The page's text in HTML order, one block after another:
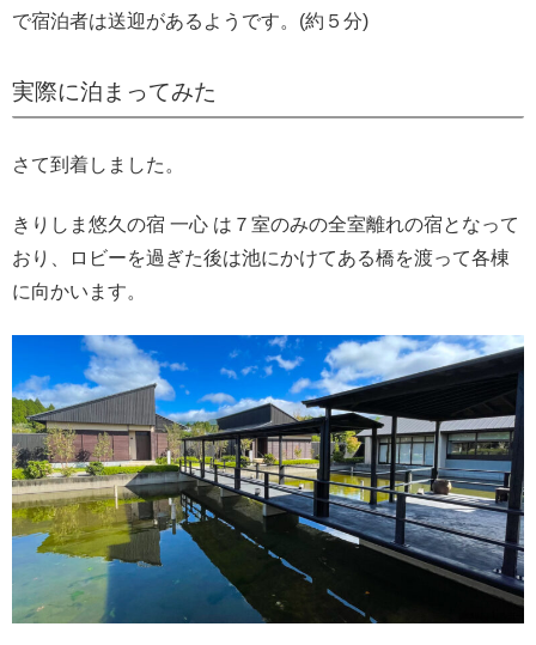
で宿泊者は送迎があるようです。(約５分)
実際に泊まってみた
さて到着しました。
きりしま悠久の宿 一心 は７室のみの全室離れの宿となって
おり、ロビーを過ぎた後は池にかけてある橋を渡って各棟
に向かいます。